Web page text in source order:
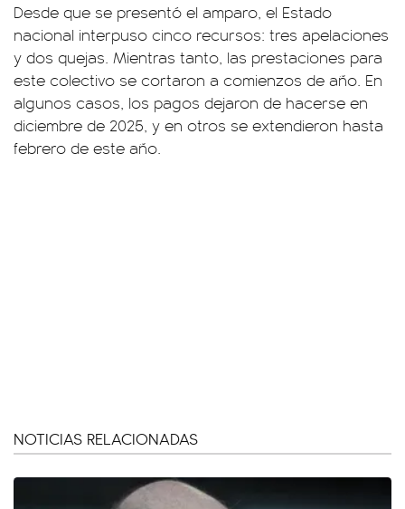
Desde que se presentó el amparo, el Estado
nacional interpuso cinco recursos: tres apelaciones
y dos quejas. Mientras tanto, las prestaciones para
este colectivo se cortaron a comienzos de año. En
algunos casos, los pagos dejaron de hacerse en
diciembre de 2025, y en otros se extendieron hasta
febrero de este año.
NOTICIAS RELACIONADAS